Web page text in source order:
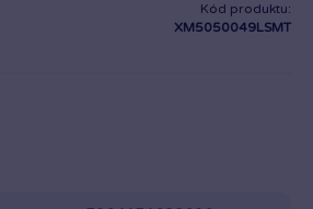
Kód produktu:
XM5050049LSMT